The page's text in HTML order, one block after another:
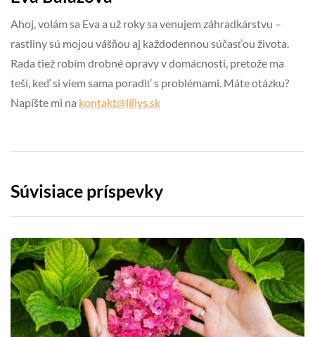
Ahoj, volám sa Eva a už roky sa venujem záhradkárstvu –
rastliny sú mojou vášňou aj každodennou súčasťou života.
Rada tiež robím drobné opravy v domácnosti, pretože ma
teší, keď si viem sama poradiť s problémami. Máte otázku?
Napíšte mi na kontakt@lillys.sk
Súvisiace príspevky